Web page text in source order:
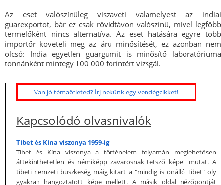
Az eset valószínűleg viszaveti valamelyest az indiai
guarexportot, bár ez csak rövidtávon valószínű, mivel legfőbb
termelőként nincs alternatíva. Az eset hatására egyre több
importőr követeli meg az áru minősítését, ez azonban nem
olcsó: India egyetlen guargumit is minősítő laboratóriuma
tonnánként mintegy 100 000 forintért vizsgál.
Van jó témaötleted? Írj nekünk egy vendégcikket!
Kapcsolódó olvasnivalók
Tibet és Kína viszonya 1959-ig
Tibet és Kína viszonya a történelem folyamán meglehetősen
áttekinthetetlen és némiképp zavarosnak tetsző képet mutat. A
tibeti nemzeti büszkeség máig kitart a "mindig is önálló Tibet" oly
gyakran hangoztatott képe mellett. A másik oldal nézőpontját